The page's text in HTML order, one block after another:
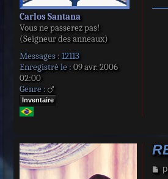
Carlos Santana
Vous ne passerez pas!
(Seigneur des anneaux)
Messages : 12113
Enregistré le : 09 avr. 2006
02:00
Genre :
Inventaire
e
M